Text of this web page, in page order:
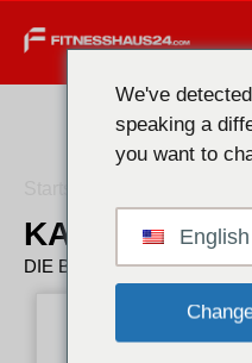
KAUFEN
DIE BESTEN HULKS
We've
speaking a
you want to
English